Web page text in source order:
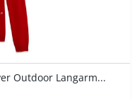
Outdoor Langarm...